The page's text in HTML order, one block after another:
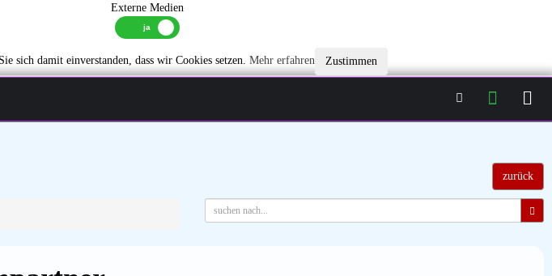
Externe Medien
sich damit einverstanden, dass wir Cookies setzen. Mehr erfahren Zustimmen
zurück